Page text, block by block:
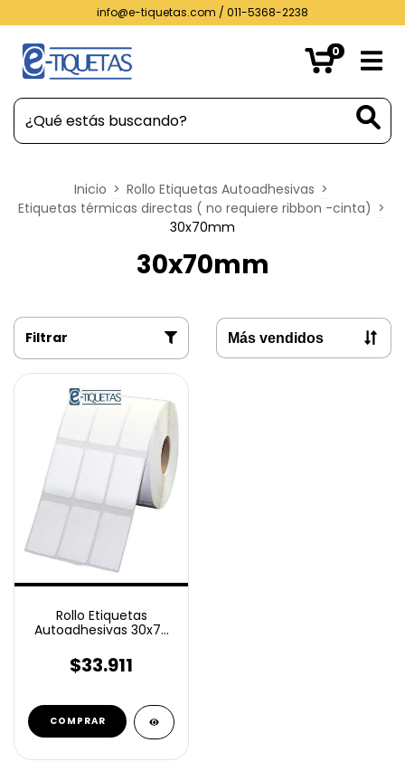
info@e-tiquetas.com / 011-5368-2238
0
Inicio > Rollo Etiquetas Autoadhesivas >
Etiquetas térmicas directas ( no requiere ribbon -cinta) >
30x70mm
30x70mm
Filtrar
Rollo Etiquetas
Autoadhesivas 30x70
2400u
$33.911